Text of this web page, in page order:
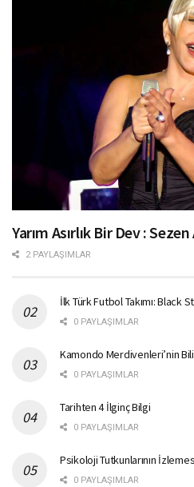
Yarım Asırlık Bir Dev :
2 PAYLAŞIMLAR
İlk Türk Futbol Takımı: Black
0 PAYLAŞIMLAR
Kamondo Merdivenleri’nin
0 PAYLAŞIMLAR
Tarihten 4 İlginç Bilgi
0 PAYLAŞIMLAR
Psikoloji Tutkunlarının
0 PAYLAŞIMLAR